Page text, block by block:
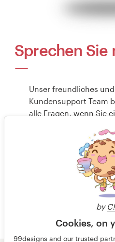
by
Cookies, on
99designs and our trusted
Sprechen Sie
Unser freundliches
Kundensupport Team
alle Fragen, wenn Sie
oder rufen
unserer Kollegen
freuen uns auf Sie!
+49 30 568 390
Kostenlose